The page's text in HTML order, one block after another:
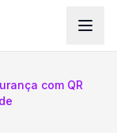
com QR